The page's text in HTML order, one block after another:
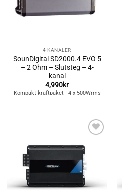
4 KANALER
SounDigital SD2000.4 EVO 5
– 2 Ohm – Slutsteg – 4-
kanal
4,990kr
Kompakt kraftpaket - 4 x 500Wrms
Lägg till i
önskelistan